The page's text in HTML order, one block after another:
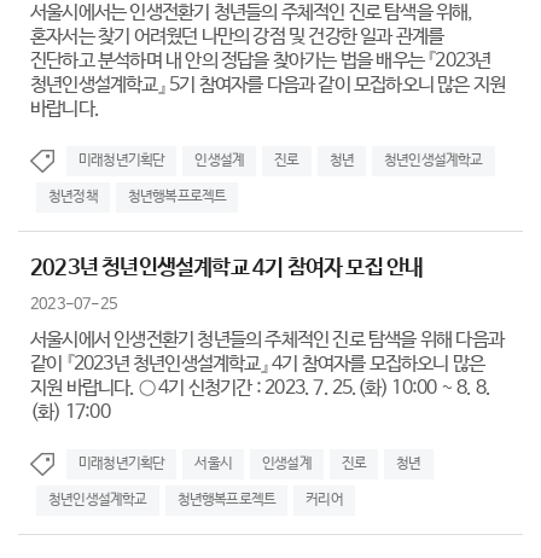
서울시에서는 인생전환기 청년들의 주체적인 진로 탐색을 위해,
혼자서는 찾기 어려웠던 나만의 강점 및 건강한 일과 관계를
진단하고 분석하며 내 안의 정답을 찾아가는 법을 배우는 『2023년
청년인생설계학교』 5기 참여자를 다음과 같이 모집하오니 많은 지원
바랍니다.
미래청년기획단 인생설계 진로 청년 청년인생설계학교
청년정책 청년행복프로젝트
2023년 청년인생설계학교 4기 참여자 모집 안내
2023-07-25
서울시에서 인생전환기 청년들의 주체적인 진로 탐색을 위해 다음과
같이 『2023년 청년인생설계학교』 4기 참여자를 모집하오니 많은
지원 바랍니다. ○ 4기 신청기간 : 2023. 7. 25.(화) 10:00 ~ 8. 8.
(화) 17:00
미래청년기획단 서울시 인생설계 진로 청년
청년인생설계학교 청년행복프로젝트 커리어